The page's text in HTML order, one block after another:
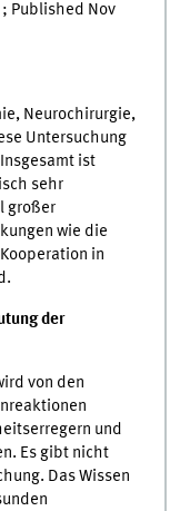
Published Nov
Neurochirurgie,
Untersuchung
ist
sehr
großer
wie die
in
der
von den
und
Es gibt nicht
Das Wissen